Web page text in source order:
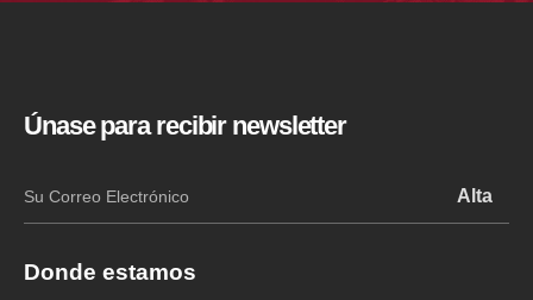
Únase para recibir newsletter
Donde estamos